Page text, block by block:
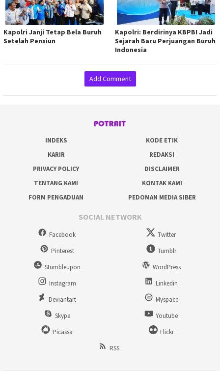
Kapolri Janji Tetap Bela Buruh
Setelah Pensiun
Kapolri: Berdirinya KBPBI Jadi
Sejarah Baru Perjuangan Buruh
Indonesia
Add Comment
INDEKS
KODE ETIK
KARIR
REDAKSI
PRIVACY POLICY
DISCLAIMER
TENTANG KAMI
KONTAK KAMI
FORM PENGADUAN
PEDOMAN MEDIA SIBER
SOCIAL NETWORK
Facebook
Twitter
Pinterest
Tumblr
Stumbleupon
WordPress
Instagram
Linkedin
Deviantart
Myspace
Skype
Youtube
Picassa
Flickr
RSS